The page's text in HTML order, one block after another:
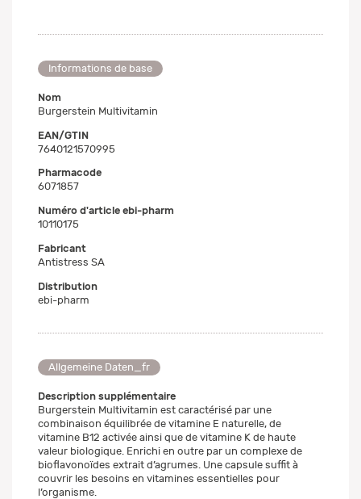
Informations de base
Nom
Burgerstein Multivitamin
EAN/GTIN
7640121570995
Pharmacode
6071857
Numéro d'article ebi-pharm
10110175
Fabricant
Antistress SA
Distribution
ebi-pharm
Allgemeine Daten_fr
Description supplémentaire
Burgerstein Multivitamin est caractérisé par une
combinaison équilibrée de vitamine E naturelle, de
vitamine B12 activée ainsi que de vitamine K de haute
valeur biologique. Enrichi en outre par un complexe de
bioflavonoïdes extrait d’agrumes. Une capsule suffit à
couvrir les besoins en vitamines essentielles pour
l’organisme.